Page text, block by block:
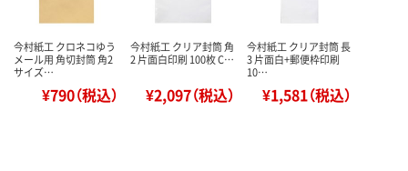
今村紙工 クロネコゆう
メール用 角切封筒 角2
サイズ…
¥790（税込）
今村紙工 クリア封筒 角
2 片面白印刷 100枚 C…
¥2,097（税込）
今村紙工 クリア封筒 長
3 片面白+郵便枠印刷
10…
¥1,581（税込）